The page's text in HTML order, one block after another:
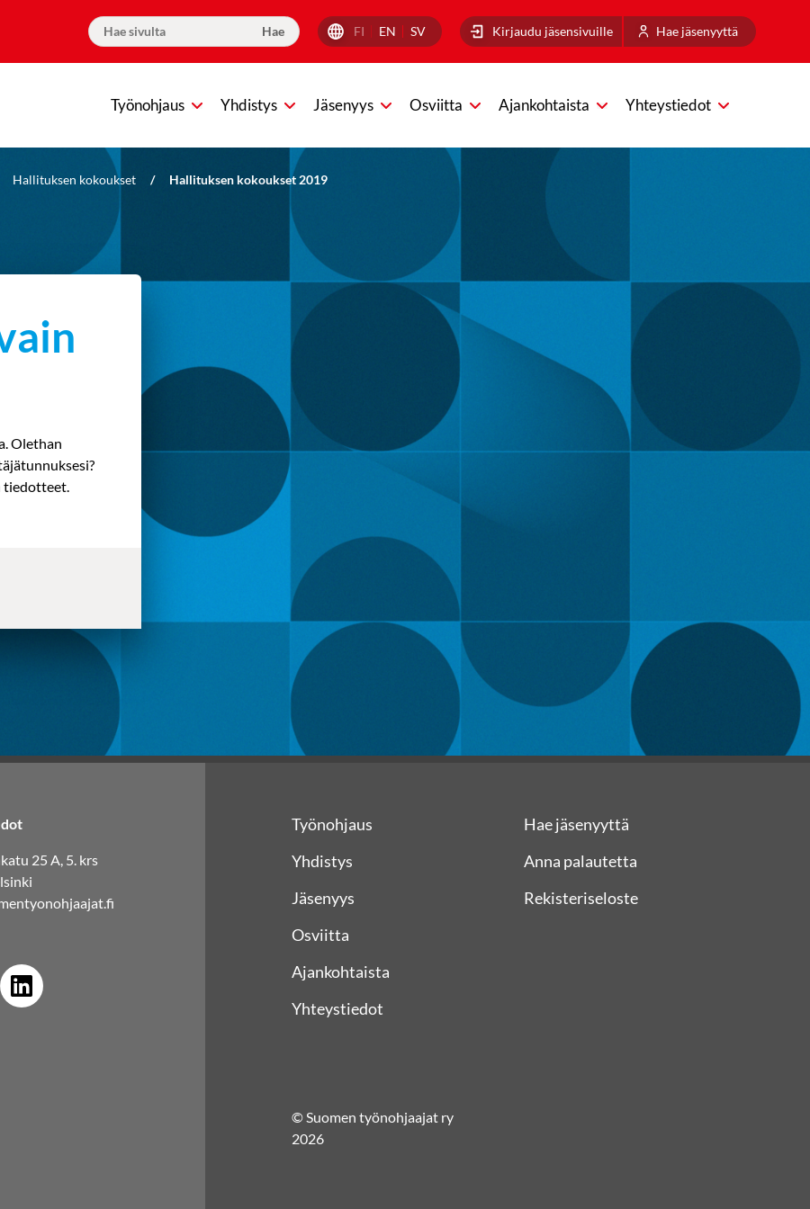
FI EN SV Kirjaudu jäsensivuille Hae jäsenyyttä
Työnohjaus Yhdistys Jäsenyys Osviitta Ajankohtaista Yhteystiedot
Hallituksen kokoukset / Hallituksen kokoukset 2019
Olethan
tiedotteet.
25 A, 5. krs
Työnohjaus
Yhdistys
Jäsenyys
Osviitta
Ajankohtaista
Yhteystiedot
© Suomen työnohjaajat ry
2026
Hae jäsenyyttä
Anna palautetta
Rekisteriseloste